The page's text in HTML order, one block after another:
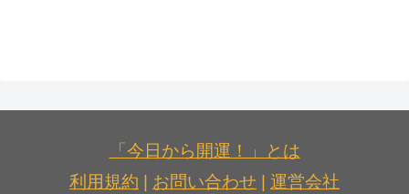
「今日から開運！」とは
利用規約
お問い合わせ 運営会社